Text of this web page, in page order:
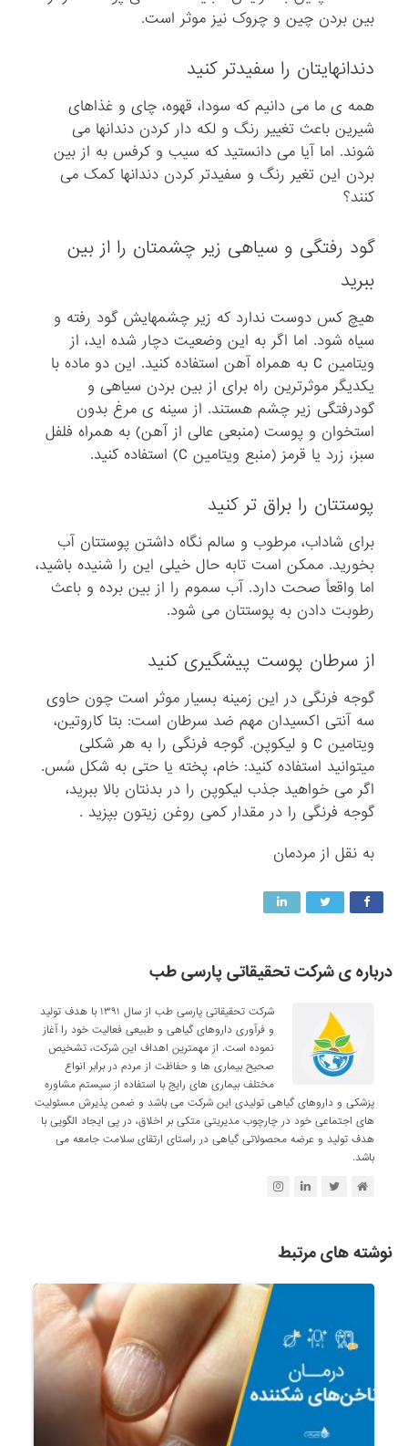
بین بردن چین و چروک نیز موثر است.
دندانهایتان را سفیدتر کنید
همه ی ما می دانیم که سودا، قهوه، چای و غذاهای
شیرین باعث تغییر رنگ و لکه دار کردن دندانها می
شوند. اما آیا می دانستید که سیب و کرفس به از بین
بردن این تغیر رنگ و سفیدتر کردن دندانها کمک می
کنند؟
گود رفتگی و سیاهی زیر چشمتان را از بین
ببرید
هیچ کس دوست ندارد که زیر چشمهایش گود رفته و
سیاه شود. اما اگر به این وضعیت دچار شده اید، از
ویتامین C به همراه آهن استفاده کنید. این دو ماده با
یکدیگر موثرترین راه برای از بین بردن سیاهی و
گودرفتگی زیر چشم هستند. از سینه ی مرغ بدون
استخوان و پوست (منبعی عالی از آهن) به همراه فلفل
سبز، زرد یا قرمز (منبع ویتامین C) استفاده کنید.
پوستتان را براق تر کنید
برای شاداب، مرطوب و سالم نگاه داشتن پوستتان آب
بخورید. ممکن است تابه حال خیلی این را شنیده باشید،
اما واقعاً صحت دارد. آب سموم را از بین برده و باعث
رطوبت دادن به پوستتان می شود.
از سرطان پوست پیشگیری کنید
گوجه فرنگی در این زمینه بسیار موثر است چون حاوی
سه آنتی اکسیدان مهم ضد سرطان است: بتا کاروتین،
ویتامین C و لیکوپن. گوجه فرنگی را به هر شکلی
میتوانید استفاده کنید: خام، پخته یا حتی به شکل سُس.
اگر می خواهید جذب لیکوپن را در بدنتان بالا ببرید،
گوجه فرنگی را در مقدار کمی روغن زیتون بپزید .
به نقل از مردمان
درباره ی شرکت تحقیقاتی پارسی طب
شرکت تحقیقاتی پارسی طب از سال ۱۳۹۱ با هدف تولید
و فرآوری داروهای گیاهی و طبیعی فعالیت خود را آغاز
نموده است. از مهمترین اهداف این شرکت، تشخیص
صحیح بیماری ها و حفاظت از مردم در برابر انواع
مختلف بیماری های رایج با استفاده از سیستم مشاوره
پزشکی و داروهای گیاهی تولیدی این شرکت می باشد و ضمن پذیرش مسئولیت
های اجتماعی خود در چارچوب مدیریتی متکی بر اخلاق، در پی ایجاد الگویی با
هدف تولید و عرضه محصولاتی گیاهی در راستای ارتقای سلامت جامعه می
باشد.
نوشته های مرتبط